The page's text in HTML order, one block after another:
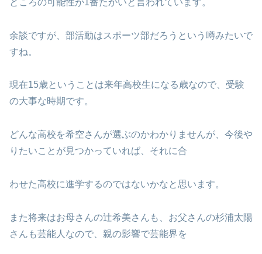
余談ですが、部活動はスポーツ部だろうという噂みたいで
すね。
現在15歳ということは来年高校生になる歳なので、受験
の大事な時期です。
どんな高校を希空さんが選ぶのかわかりませんが、今後や
りたいことが見つかっていれば、それに合
わせた高校に進学するのではないかなと思います。
また将来はお母さんの辻希美さんも、お父さんの杉浦太陽
さんも芸能人なので、親の影響で芸能界を